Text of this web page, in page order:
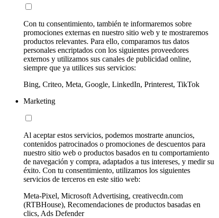
Con tu consentimiento, también te informaremos sobre
promociones externas en nuestro sitio web y te mostraremos
productos relevantes. Para ello, comparamos tus datos
personales encriptados con los siguientes proveedores
externos y utilizamos sus canales de publicidad online,
siempre que ya utilices sus servicios:
Bing, Criteo, Meta, Google, LinkedIn, Printerest, TikTok
Marketing
Al aceptar estos servicios, podemos mostrarte anuncios,
contenidos patrocinados o promociones de descuentos para
nuestro sitio web o productos basados en tu comportamiento
de navegación y compra, adaptados a tus intereses, y medir su
éxito. Con tu consentimiento, utilizamos los siguientes
servicios de terceros en este sitio web:
Meta-Pixel, Microsoft Advertising, creativecdn.com
(RTBHouse), Recomendaciones de productos basadas en
clics, Ads Defender